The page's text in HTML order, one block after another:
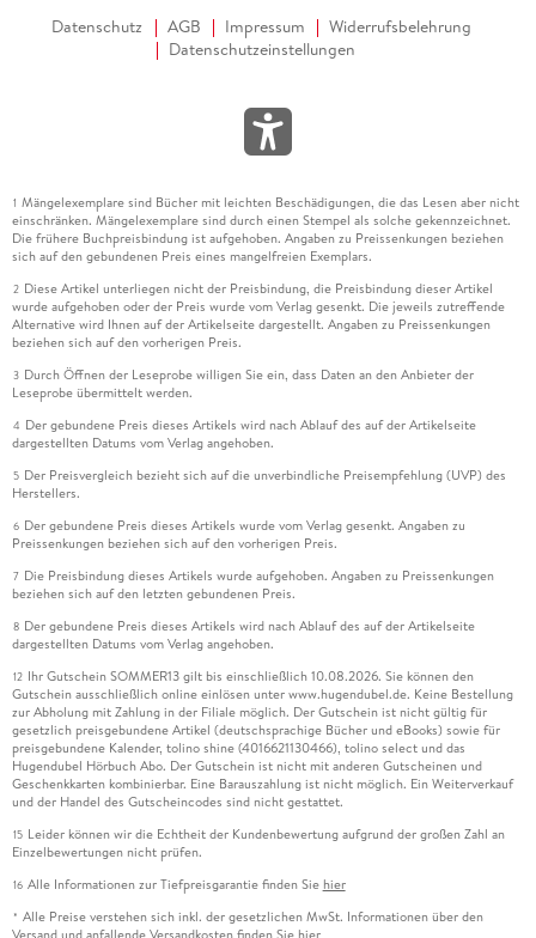
Datenschutz AGB Impressum
Widerrufsbelehrung
Datenschutzeinstellungen
1 Mängelexemplare sind Bücher mit leichten Beschädigungen, die das Lesen aber nicht
einschränken. Mängelexemplare sind durch einen Stempel als solche gekennzeichnet.
Die frühere Buchpreisbindung ist aufgehoben. Angaben zu Preissenkungen beziehen
sich auf den gebundenen Preis eines mangelfreien Exemplars.
2 Diese Artikel unterliegen nicht der Preisbindung, die Preisbindung dieser Artikel
wurde aufgehoben oder der Preis wurde vom Verlag gesenkt. Die jeweils zutreffende
Alternative wird Ihnen auf der Artikelseite dargestellt. Angaben zu Preissenkungen
beziehen sich auf den vorherigen Preis.
3 Durch Öffnen der Leseprobe willigen Sie ein, dass Daten an den Anbieter der
Leseprobe übermittelt werden.
4 Der gebundene Preis dieses Artikels wird nach Ablauf des auf der Artikelseite
dargestellten Datums vom Verlag angehoben.
5 Der Preisvergleich bezieht sich auf die unverbindliche Preisempfehlung (UVP) des
Herstellers.
6 Der gebundene Preis dieses Artikels wurde vom Verlag gesenkt. Angaben zu
Preissenkungen beziehen sich auf den vorherigen Preis.
7 Die Preisbindung dieses Artikels wurde aufgehoben. Angaben zu Preissenkungen
beziehen sich auf den letzten gebundenen Preis.
8 Der gebundene Preis dieses Artikels wird nach Ablauf des auf der Artikelseite
dargestellten Datums vom Verlag angehoben.
12 Ihr Gutschein SOMMER13 gilt bis einschließlich 10.08.2026. Sie können den
Gutschein ausschließlich online einlösen unter www.hugendubel.de. Keine Bestellung
zur Abholung mit Zahlung in der Filiale möglich. Der Gutschein ist nicht gültig für
gesetzlich preisgebundene Artikel (deutschsprachige Bücher und eBooks) sowie für
preisgebundene Kalender, tolino shine (4016621130466), tolino select und das
Hugendubel Hörbuch Abo. Der Gutschein ist nicht mit anderen Gutscheinen und
Geschenkkarten kombinierbar. Eine Barauszahlung ist nicht möglich. Ein Weiterverkauf
und der Handel des Gutscheincodes sind nicht gestattet.
15 Leider können wir die Echtheit der Kundenbewertung aufgrund der großen Zahl an
Einzelbewertungen nicht prüfen.
16 Alle Informationen zur Tiefpreisgarantie finden Sie hier
* Alle Preise verstehen sich inkl. der gesetzlichen MwSt. Informationen über den
Versand und anfallende Versandkosten finden Sie hier